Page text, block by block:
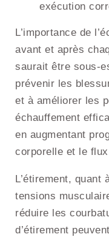
exécution
L’importance de
avant et après
saurait être sous-
prévenir les
et à améliorer les
échauffement
en augmentant
corporelle et le
L’étirement,
tensions
réduire les
d’étirement